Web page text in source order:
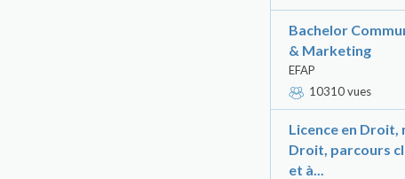
Bachelor
& Marketing
EFAP
10310 vues
Licence en Droit,
Droit, parcours
et à...